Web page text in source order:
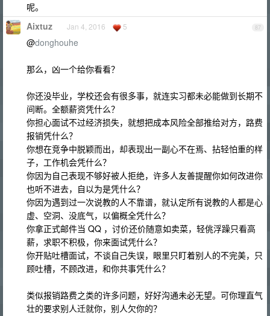
呢。
87
Aixtuz Jan 4, 2016 5
@donghouhe
那么，凶一个给你看看？
你还没毕业，学校还会有很多事，就连实习都未必能做到长期不
间断。全额薪资凭什么？
你担心面试不过经济损失，就想把成本风险全部推给对方，路费
报销凭什么？
你想在竞争中脱颖而出，却表现出一副心不在焉、拈轻怕重的样
子，工作机会凭什么？
你因为自己表现不够好被人拒绝，许多人友善提醒你如何改进你
也听不进去，自以为是凭什么？
你因为遇到过一次说教的人不靠谱，就认定所有说教的人都是心
虚、空洞、没底气，以偏概全凭什么？
你拿正式邮件当 QQ ，讨价还价随意如卖菜，轻佻浮躁只看高
薪，求职不积极，你来面试凭什么？
你开贴吐槽面试，不谈自己失误，眼里只盯着别人的不完美，只
顾吐槽，不顾改进，和你共事凭什么？
类似报销路费之类的许多问题，好好沟通未必无望。可你理直气
壮的要求别人迁就你，别人欠你的？